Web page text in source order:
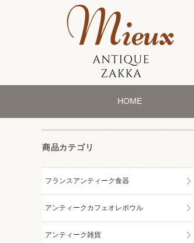
HOME
商品カテゴリ
フランスアンティーク食器
アンティークカフェオレボウル
アンティーク雑貨